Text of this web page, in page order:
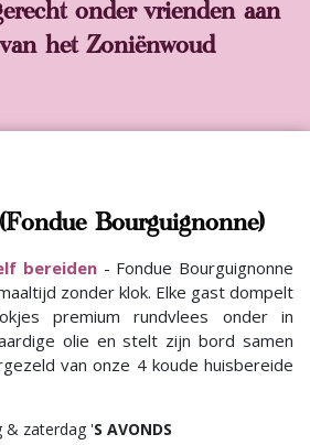
onder vrienden aan
het Zoniënwoud
Bourguignonne)
bereiden​- Fondue Bourguignonne
zonder klok. Elke gast dompelt
premium rundvlees onder in
olie en stelt zijn bord samen
van onze 4 koude huisbereide
& zaterdag 'S AVONDS